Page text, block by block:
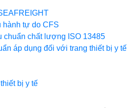
tự do CFS
chuẩn chất lượng ISO 13485
áp dụng đối với trang thiết bị y tế
bị y tế